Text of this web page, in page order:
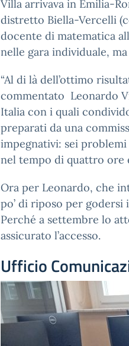
Villa arrivava in Emilia-
distretto Biella-Vercelli
docente di matematica
nelle gara individuale,
“Al di là dell’ottimo
commentato Leonardo
Italia con i quali
preparati da una
impegnativi: sei
nel tempo di quattro ore
Ora per Leonardo, che
po’ di riposo per
Perché a settembre lo
assicurato l’accesso.
Ufficio